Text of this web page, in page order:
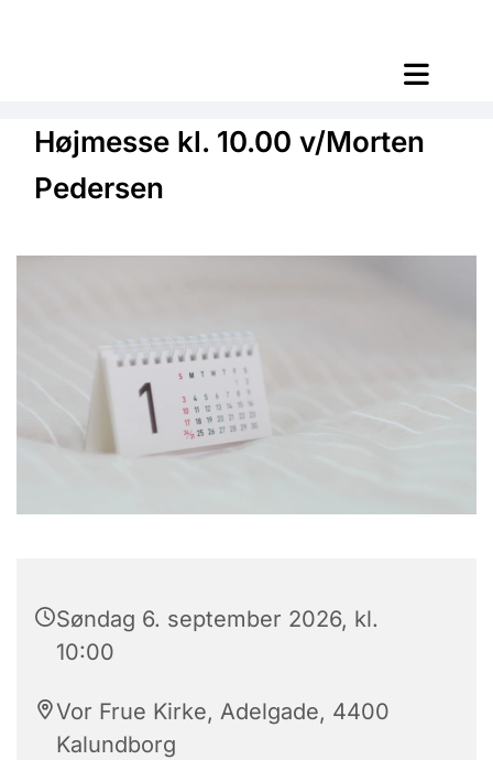
Højmesse kl. 10.00 v/Morten
Pedersen
Søndag 6. september 2026, kl.
10:00
Vor Frue Kirke, Adelgade, 4400
Kalundborg